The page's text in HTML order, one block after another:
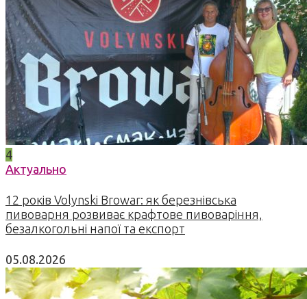
4
Актуально
12 років Volynski Browar: як березнівська
пивоварня розвиває крафтове пивоваріння,
безалкогольні напої та експорт
05.08.2026